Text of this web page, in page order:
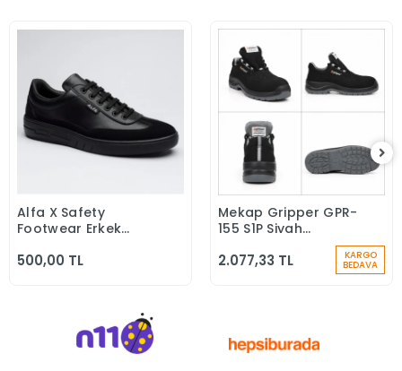
Sepete Ekle
Alfa X Safety
Footwear Erkek
Ayakkabı
500,00 TL
Sepete Ekle
Mekap Gripper GPR-
155 S1P Siyah
Microfiber Kompozit
Iş Güvenlik
2.077,33 TL KARGO
BEDAVA